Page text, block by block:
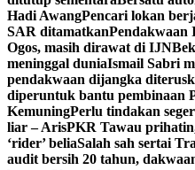
Hadi AwangPencari lokan
SAR ditamatkanPendakwaan
Ogos, masih dirawat di IJN
meninggal duniaIsmail Sabri
pendakwaan dijangka
diperuntuk bantu pembinaan
KemuningPerlu tindakan
liar – ArisPKR Tawau
‘rider’ beliaSalah sah sertai
audit bersih 20 tahun,